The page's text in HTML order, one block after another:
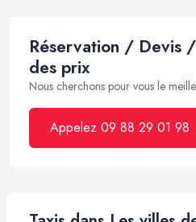
Réservation / Devis
des prix
Nous cherchons pour vous le
Appelez 09 88 29 01 98